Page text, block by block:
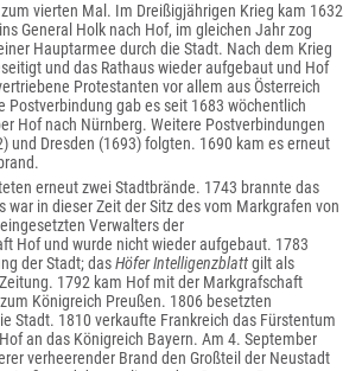
vierten Mal. Im Dreißigjährigen Krieg kam 1632
General Holk nach Hof, im gleichen Jahr zog
Hauptarmee durch die Stadt. Nach dem Krieg
und das Rathaus wieder aufgebaut und Hof
Protestanten vor allem aus Österreich
Postverbindung gab es seit 1683 wöchentlich
Hof nach Nürnberg. Weitere Postverbindungen
und Dresden (1693) folgten. 1690 kam es erneut
erneut zwei Stadtbrände. 1743 brannte das
war in dieser Zeit der Sitz des vom Markgrafen von
Verwalters der
Hof und wurde nicht wieder aufgebaut. 1783
der Stadt; dasHöfer Intelligenzblattgilt als
1792 kam Hof mit der Markgrafschaft
Königreich Preußen. 1806 besetzten
Stadt. 1810 verkaufte Frankreich das Fürstentum
an das Königreich Bayern. Am 4. September
verheerender Brand den Großteil der Neustadt